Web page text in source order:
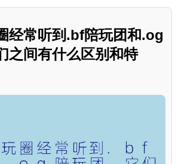
经常听到.bf陪玩团和.og
之间有什么区别和特